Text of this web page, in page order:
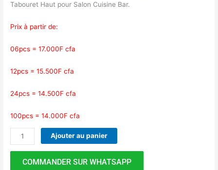
Tabouret Haut pour Salon Cuisine Bar.
Prix à partir de:
06pcs = 17.000F cfa
12pcs = 15.500F cfa
24pcs = 14.500F cfa
100pcs = 14.000F cfa
Ajouter au panier
COMMANDER SUR WHATSAPP